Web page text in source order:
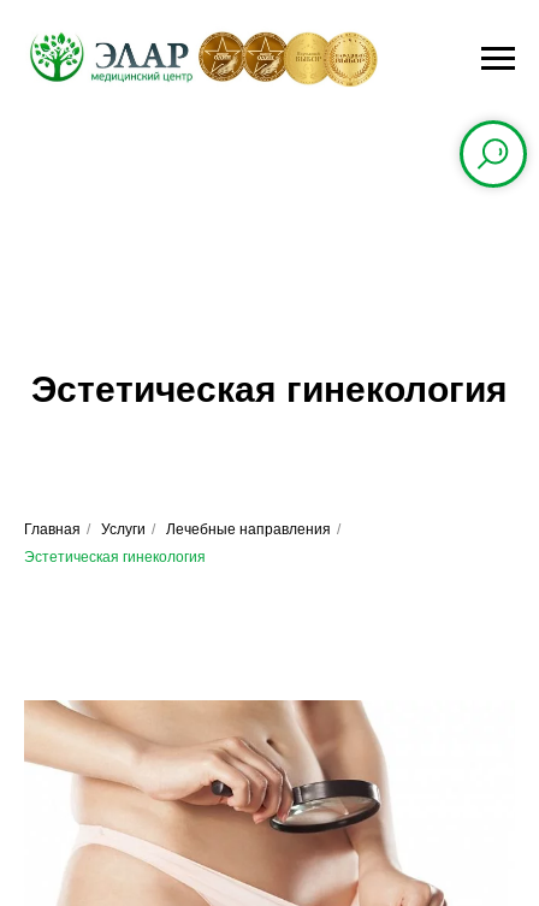
Эстетическая гинекология
Главная / Услуги / Лечебные направления /
Эстетическая гинекология